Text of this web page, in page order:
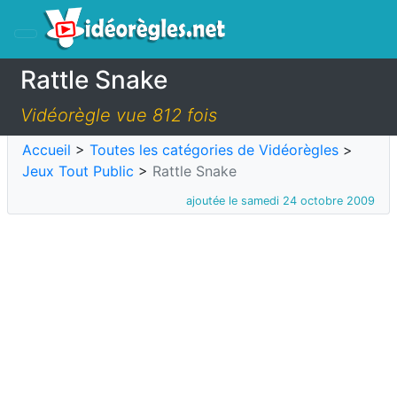
Rattle Snake
Vidéorègle vue 812 fois
Accueil > Toutes les catégories de Vidéorègles >
Jeux Tout Public > Rattle Snake
ajoutée le samedi 24 octobre 2009